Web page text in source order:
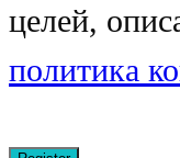
целей,
политика